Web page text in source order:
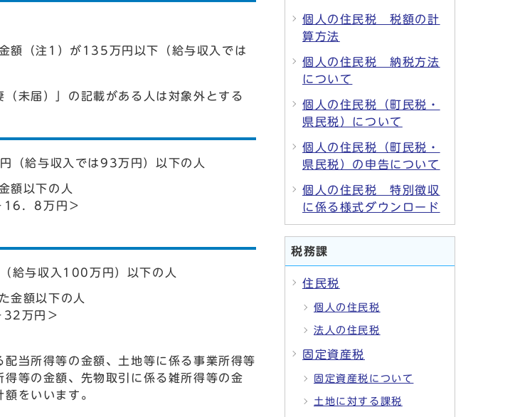
額（注1）が135万円以下（給与収入では
未届）」の記載がある人は対象外とする
（給与収入では93万円）以下の人
額以下の人
16．8万円＞
給与収入100万円）以下の人
金額以下の人
32万円＞
当所得等の金額、土地等に係る事業所得等
等の金額、先物取引に係る雑所得等の金
をいいます。
個人の住民税 税額の計
算方法
個人の住民税 納税方法
について
個人の住民税（町民税・
県民税）について
個人の住民税（町民税・
県民税）の申告について
個人の住民税 特別徴収
に係る様式ダウンロード
税務課
住民税
個人の住民税
法人の住民税
固定資産税
固定資産税について
土地に対する課税